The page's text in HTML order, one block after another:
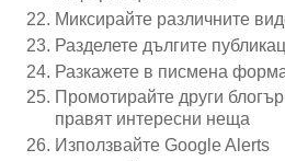
Миксирайте различните
Разделете дългите
Разкажете в писмена
Промотирайте други
правят интересни неща
Използвайте Google Alerts